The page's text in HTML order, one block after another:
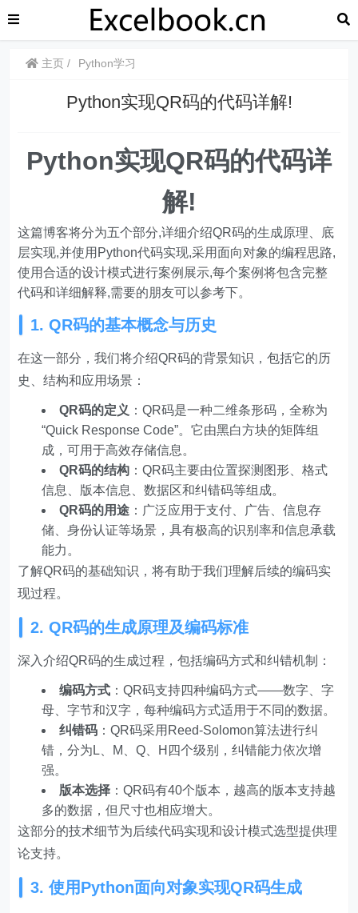
主页 Python学习
Python实现QR码的代码详解!
Python实现QR码的代码详
解!
这篇博客将分为五个部分,详细介绍QR码的生成原理、底
层实现,并使用Python代码实现,采用面向对象的编程思路,
使用合适的设计模式进行案例展示,每个案例将包含完整
代码和详细解释,需要的朋友可以参考下。
1. QR码的基本概念与历史
在这一部分，我们将介绍QR码的背景知识，包括它的历
史、结构和应用场景：
QR码的定义 ：QR码是一种二维条形码，全称为
“Quick Response Code”。它由黑白方块的矩阵组
成，可用于高效存储信息。
QR码的结构 ：QR码主要由位置探测图形、格式
信息、版本信息、数据区和纠错码等组成。
QR码的用途 ：广泛应用于支付、广告、信息存
储、身份认证等场景，具有极高的识别率和信息承载
能力。
了解QR码的基础知识，将有助于我们理解后续的编码实
现过程。
2. QR码的生成原理及编码标准
深入介绍QR码的生成过程，包括编码方式和纠错机制：
编码方式 ：QR码支持四种编码方式——数字、字
母、字节和汉字，每种编码方式适用于不同的数据。
纠错码 ：QR码采用Reed-Solomon算法进行纠
错，分为L、M、Q、H四个级别，纠错能力依次增
强。
版本选择 ：QR码有40个版本，越高的版本支持越
多的数据，但尺寸也相应增大。
这部分的技术细节为后续代码实现和设计模式选型提供理
论支持。
3. 使用Python面向对象实现QR码生成